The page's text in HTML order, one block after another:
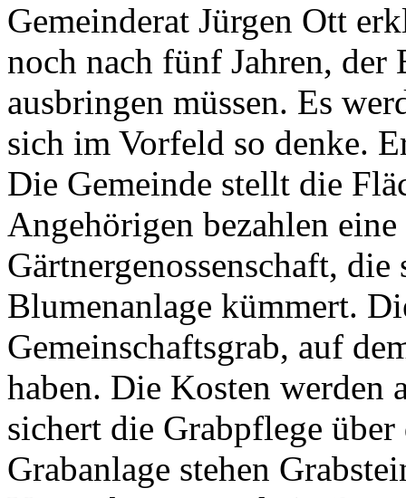
Gemeinderat Jürgen Ott
noch nach fünf Jahren,
ausbringen müssen. Es
sich im Vorfeld so denke.
Die Gemeinde stellt die
Angehörigen bezahlen
Gärtnergenossenschaft,
Blumenanlage kümmert.
Gemeinschaftsgrab, auf
haben. Die Kosten werden
sichert die Grabpflege
Grabanlage stehen